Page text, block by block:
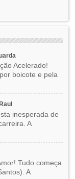
Acelerado!
boicote e pela
inesperada de
A
Tudo começa
A